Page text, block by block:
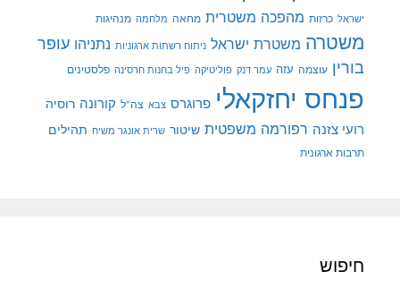
ישראל כרזות מהפכה משטרית מחאה מלחמה מנהיגות
משטרה משטרת ישראל ניתוח רשתות ארגוניות נתניהו עופר
בורין עוצמה עזה עמר דנק פוליטיקה פיל בחנות חרסינה פלסטינים
פנחס יחזקאלי פרוגרס צבא צה"ל קורונה רוסיה
רועי צזנה רפורמה משפטית שיטור שרית אונגר משיח תהילים
תרבות ארגונית
חיפוש